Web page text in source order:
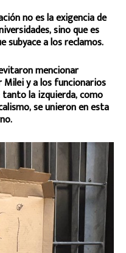
no es la exigencia de
sino que es
a los reclamos.
mencionar
y a los funcionarios
tanto la izquierda, como
se unieron en esta